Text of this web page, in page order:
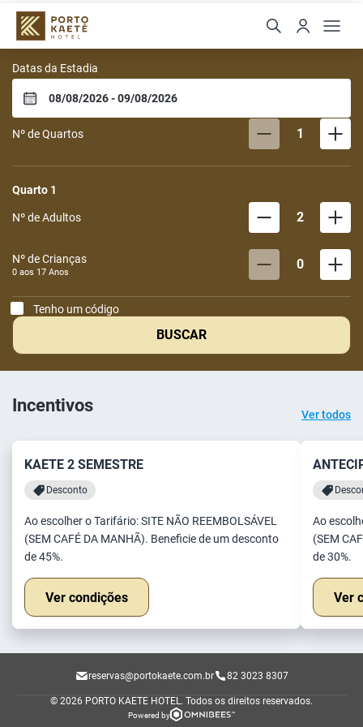
PORTO KAETE HOTEL
Datas da Estadia
Nº de Quartos 1
Quarto 1
Nº de Adultos 2
Nº de Crianças
0 aos 17 Anos 0
Tenho um código
BUSCAR
Incentivos Ver todos
KAETE 2 SEMESTRE
Desconto
Ao escolher o Tarifário: SITE NÃO REEMBOLSÁVEL
(SEM CAFÉ DA MANHÃ). Beneficie de um desconto
de 45%.
Ver condições
Ao
(SEM
de 30%.
Ver
reservas@portokaete.com.br 82 3023 8307
© 2026 PORTO KAETE HOTEL. Todos os direitos reservados.
Powered by